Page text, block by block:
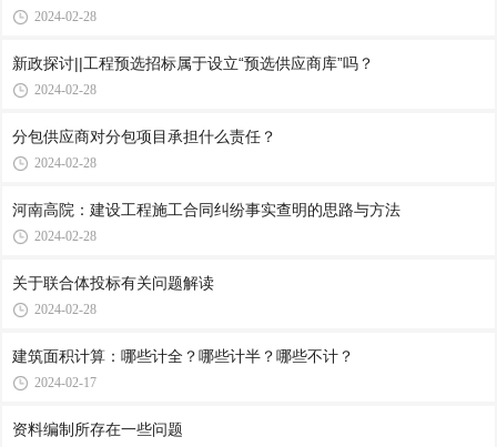
2024-02-28
新政探讨||工程预选招标属于设立“预选供应商库”吗？
2024-02-28
分包供应商对分包项目承担什么责任？
2024-02-28
河南高院：建设工程施工合同纠纷事实查明的思路与方法
2024-02-28
关于联合体投标有关问题解读
2024-02-28
建筑面积计算：哪些计全？哪些计半？哪些不计？
2024-02-17
资料编制所存在一些问题